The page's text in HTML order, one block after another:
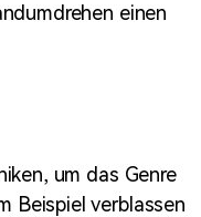
einen
um das Genre
Beispiel verblassen